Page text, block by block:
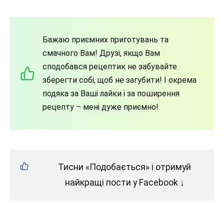
Бажаю приємних приготувань та
смачного Вам! Друзі, якщо Вам
сподобався рецептик не забувайте
зберегти собі, щоб не загубити! І окрема
подяка за Ваші лайки і за поширення
рецепту – мені дуже приємно!
Тисни «Подобається» і отримуй
найкращі пости у Facebook ↓